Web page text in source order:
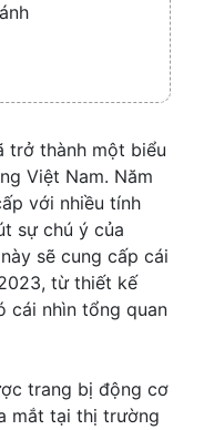
trở thành một biểu
Việt Nam. Năm
với nhiều tính
sự chú ý của
sẽ cung cấp cái
từ thiết kế
cái nhìn tổng quan
trang bị động cơ
mắt tại thị trường